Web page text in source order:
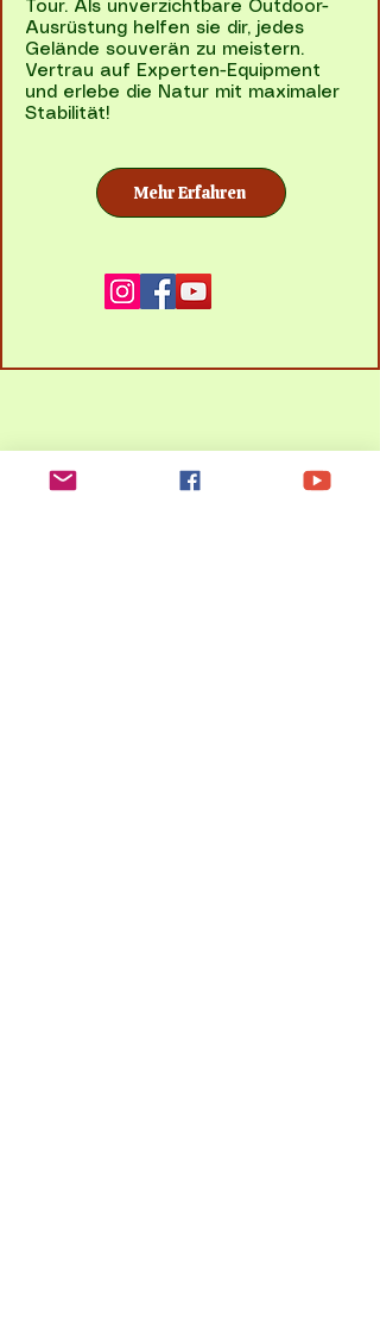
Tour. Als unverzichtbare Outdoor-
Ausrüstung helfen sie dir, jedes
Gelände souverän zu meistern.
Vertrau auf Experten-Equipment
und erlebe die Natur mit maximaler
Stabilität!
Mehr Erfahren